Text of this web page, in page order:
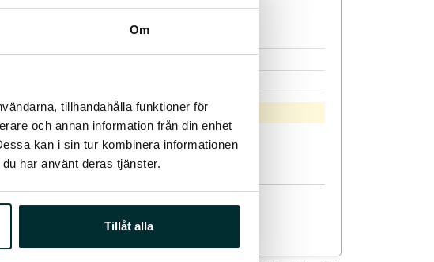
Om
tillhandahålla funktioner för
och annan information från din enhet
kan i sin tur kombinera informationen
har använt deras tjänster.
Tillåt alla
Kreditupplysning
UC
om cirka 8 558 kr.
med Sambla, Enklare och Klara Lån
hyra bostad, teckna abonnemang och få